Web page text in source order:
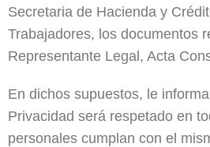
Secretaria de Hacienda y
Trabajadores, los documentos
Representante Legal, Acta
En dichos supuestos, le
Privacidad será respetado en
personales cumplan con el